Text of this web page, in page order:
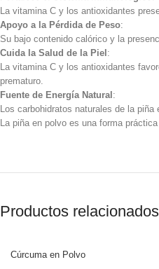
La vitamina C y los antioxidantes
Apoyo a la Pérdida de Peso:
Su bajo contenido calórico y la
Cuida la Salud de la Piel :
La vitamina C y los antioxidantes
prematuro.
Fuente de Energía Natural :
Los carbohidratos naturales de la
La piña en polvo es una forma
Productos relacionados
Cúrcuma en Polvo